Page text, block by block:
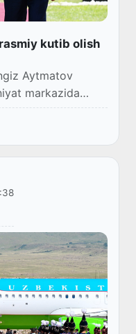
kutib olish
Aytmatov
markazida
tashrifi bilan boʻlib
Prezidenti